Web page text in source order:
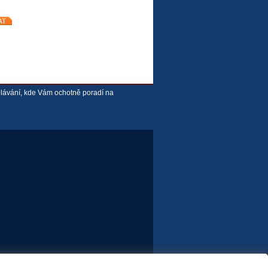
kde Vám ochotně poradí na